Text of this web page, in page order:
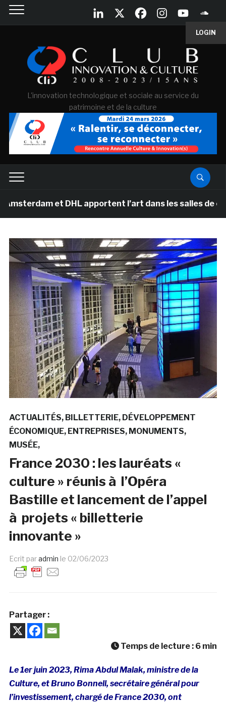
LOGIN
L'innovation technologique et sociale au service du
patrimoine et de la culture
et DHL apportent l’art dans les salles de classe
ACTUALITÉS BILLETTERIE DÉVELOPPEMENT
ÉCONOMIQUE ENTREPRISES MONUMENTS
MUSÉE
France 2030 : les lauréats «
culture » réunis à l’Opéra
Bastille et lancement de l’appel
à projets « billetterie
innovante »
Ecrit paradmin le 02/06/2023
Partager :
Temps de lecture : 6 min
Le 1er juin 2023, Rima Abdul Malak, ministre de la
Culture, et Bruno Bonnell, secrétaire général pour
l’investissement, chargé de France 2030, ont